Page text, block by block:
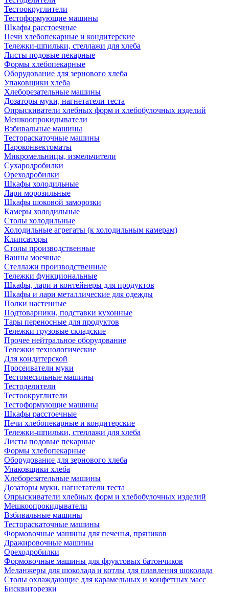
Тестоокруглители
Тестоформующие машины
Шкафы расстоечные
Печи хлебопекарные и кондитерские
Тележки-шпильки, стеллажи для хлеба
Листы подовые пекарные
Формы хлебопекарные
Оборудование для зернового хлеба
Упаковщики хлеба
Хлеборезательные машины
Дозаторы муки, нагнетатели теста
Опрыскиватели хлебных форм и хлебобулочных изделий
Мешкоопрокидыватели
Взбивальные машины
Тестораскаточные машины
Пароконвектоматы
Микромельницы, измельчители
Сухародробилки
Ореходробилки
Шкафы холодильные
Лари морозильные
Шкафы шоковой заморозки
Камеры холодильные
Столы холодильные
Холодильные агрегаты (к холодильным камерам)
Клипсаторы
Столы производственные
Ванны моечные
Стеллажи производственные
Тележки функциональные
Шкафы, лари и контейнеры для продуктов
Шкафы и лари металлические для одежды
Полки настенные
Подтоварники, подставки кухонные
Тары переносные для продуктов
Тележки грузовые складские
Прочее нейтральное оборудование
Тележки технологические
Для кондитерской
Просеиватели муки
Тестомесильные машины
Тестоделители
Тестоокруглители
Тестоформующие машины
Шкафы расстоечные
Печи хлебопекарные и кондитерские
Тележки-шпильки, стеллажи для хлеба
Листы подовые пекарные
Формы хлебопекарные
Оборудование для зернового хлеба
Упаковщики хлеба
Хлеборезательные машины
Дозаторы муки, нагнетатели теста
Опрыскиватели хлебных форм и хлебобулочных изделий
Мешкоопрокидыватели
Взбивальные машины
Тестораскаточные машины
Формовочные машины для печенья, пряников
Дражировочные машины
Ореходробилки
Формовочные машины для фруктовых батончиков
Меланжеры для шоколада и котлы для плавления шоколада
Столы охлаждающие для карамельных и конфетных масс
Бисквиторезки